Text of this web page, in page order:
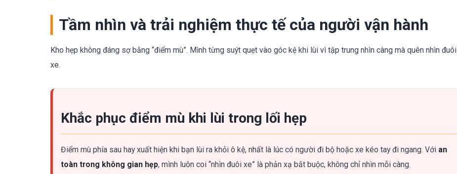
Tầm nhìn và trải nghiệm thực tế của người vận hành
Kho hẹp không đáng sợ bằng “điểm mù”. Mình từng suýt quẹt vào góc kệ khi lùi vì tập trung nhìn càng mà quên nhìn đuôi
xe.
Khắc phục điểm mù khi lùi trong lối hẹp
Điểm mù phía sau hay xuất hiện khi bạn lùi ra khỏi ô kệ, nhất là lúc có người đi bộ hoặc xe kéo tay đi ngang. Với an
toàn trong không gian hẹp, mình luôn coi “nhìn đuôi xe” là phản xạ bắt buộc, không chỉ nhìn mỗi càng.